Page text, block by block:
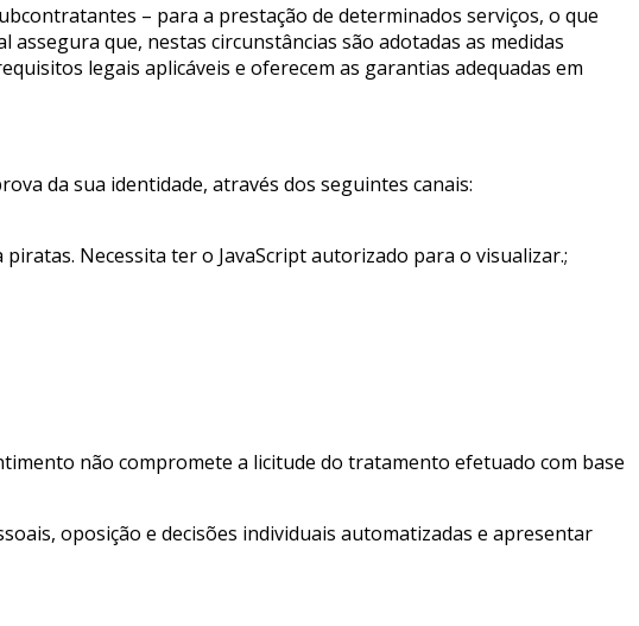
– para a prestação de determinados serviços, o que
que, nestas circunstâncias são adotadas as medidas
legais aplicáveis e oferecem as garantias adequadas em
da sua identidade, através dos seguintes canais:
Necessita ter o JavaScript autorizado para o visualizar.;
não compromete a licitude do tratamento efetuado com base
oposição e decisões individuais automatizadas e apresentar